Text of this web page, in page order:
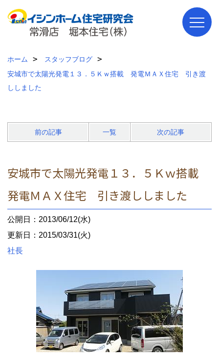
ホーム
スタッフブログ
安城市で太陽光発電１３．５Ｋｗ搭載 発電ＭＡＸ住宅 引き渡
ししました
前の記事 一覧 次の記事
安城市で太陽光発電１３．５Ｋｗ搭載
発電ＭＡＸ住宅 引き渡ししました
公開日：2013/06/12(水)
更新日：2015/03/31(火)
社長